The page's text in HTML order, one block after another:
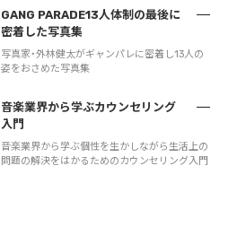
GANG PARADE13人体制の最後に
密着した写真集
写真家・外林健太がギャンパレに密着し13人の
姿をおさめた写真集
音楽業界から学ぶカウンセリング
入門
音楽業界から学ぶ個性を生かしながら生活上の
問題の解決をはかるためのカウンセリング入門